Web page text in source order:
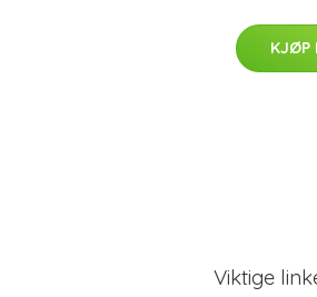
KJØP
Viktige